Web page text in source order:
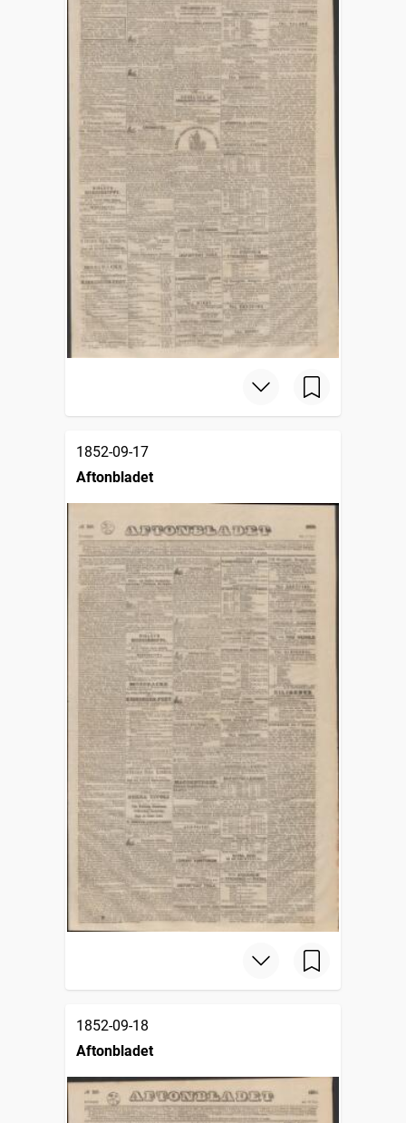
1852-09-17
Aftonbladet
1852-09-18
Aftonbladet